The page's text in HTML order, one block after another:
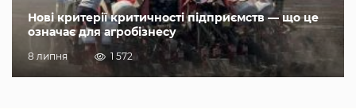
Нові критерії критичності підприємств — що це
означає для агробізнесу
8 липня 1 572